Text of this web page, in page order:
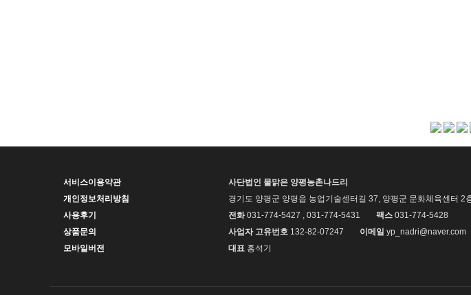
서비스이용약관
개인정보처리방침
사용후기
상품문의
모바일버전
사단법인 물맑은 양평농촌나드리
경기도 양평군 양평읍 농업기술센터길 37, 양평군 문화체육센터 2
전화031-774-5427 , 031-774-5431 팩스 031-774-5428
사업자 고유번호 132-82-07247 이메일 yp_nadri@naver.com
대표 홍석기